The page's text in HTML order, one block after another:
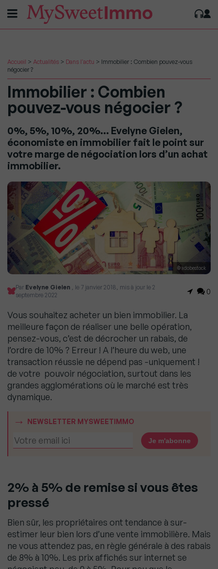
Accueil > Actualités > Dans l'actu > Immobilier : Combien pouvez-vous
négocier ?
Immobilier : Combien
pouvez-vous négocier ?
0%, 5%, 10%, 20%… Evelyne Gielen,
économiste en immobilier fait le point sur
votre marge de négociation lors d’un achat
immobilier.
© adobestock
Par Evelyne Gielen , le 7 janvier 2018, mis à jour le 2
septembre 2022
0
Vous souhaitez acheter un bien immobilier. La
meilleure façon de réaliser une belle opération,
pensez-vous, c’est de décrocher un rabais, de
l’ordre de 10% ? Erreur ! A l’heure du web, une
transaction réussie ne dépend pas -uniquement !
de votre pouvoir négociation, surtout dans les
grandes agglomérations où le marché est très
dynamique.
NEWSLETTER MYSWEETIMMO
2% à 5% de remise si vous êtes
pressé
Bien sûr, les propriétaires ont tendance à sur-
estimer leur bien lors d’une vente immobilière. Mais
ne vous attendez pas, en règle générale à des rabais
de 8% à 10%. Les prix affichés sur internet se